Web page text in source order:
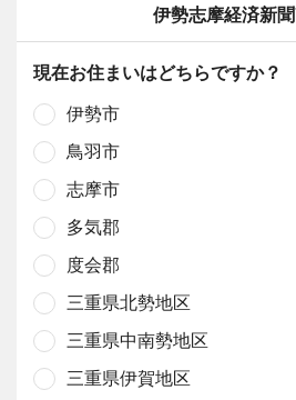
伊勢志摩経済新
現在お住まいはどちらですか？
伊勢市
鳥羽市
志摩市
多気郡
度会郡
三重県北勢地区
三重県中南勢地区
三重県伊賀地区